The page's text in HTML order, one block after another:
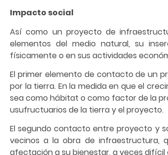
Impacto social
Así como un proyecto de
elementos del medio natural, su
físicamente o en sus actividades
El primer elemento de contacto de un
por la tierra. En la medida en que el
sea como hábitat o como factor de la
usufructuarios de la tierra y el proyecto.
El segundo contacto entre proyecto y
vecinos a la obra de infraestructura,
afectación a su bienestar, a veces